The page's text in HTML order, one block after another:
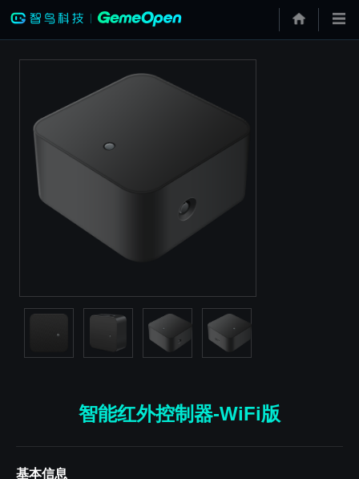
智能红外控制器-WiFi版
基本信息